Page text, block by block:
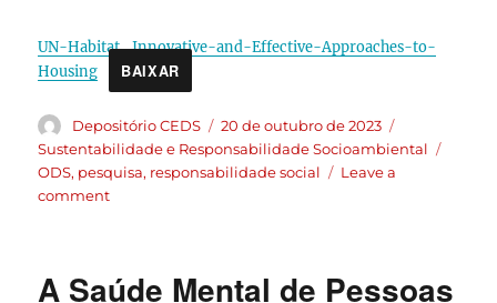
UN-Habitat_Innovative-and-Effective-Approaches-to-
Housing
BAIXAR
Depositório CEDS
20 de outubro de 2023
Sustentabilidade e Responsabilidade Socioambiental
ODS, pesquisa, responsabilidade social
Leave a
comment
A Saúde Mental de Pessoas